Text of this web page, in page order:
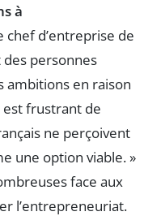
à
chef d’entreprise de
des personnes
en raison
frustrant de
ne perçoivent
une option viable. »
face aux
l’entrepreneuriat.